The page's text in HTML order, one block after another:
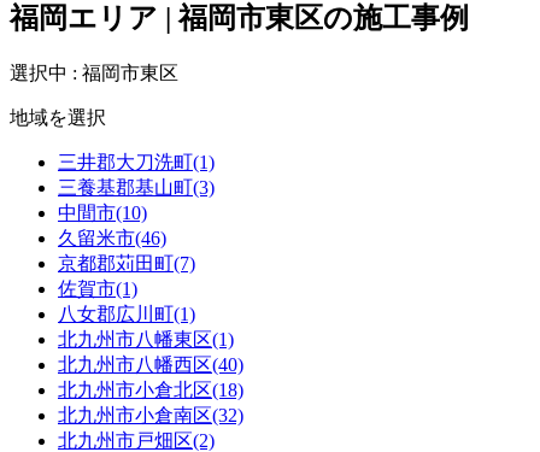
福岡エリア | 福岡市東区の施工事例
選択中 : 福岡市東区
地域を選択
三井郡大刀洗町(1)
三養基郡基山町(3)
中間市(10)
久留米市(46)
京都郡苅田町(7)
佐賀市(1)
八女郡広川町(1)
北九州市八幡東区(1)
北九州市八幡西区(40)
北九州市小倉北区(18)
北九州市小倉南区(32)
北九州市戸畑区(2)